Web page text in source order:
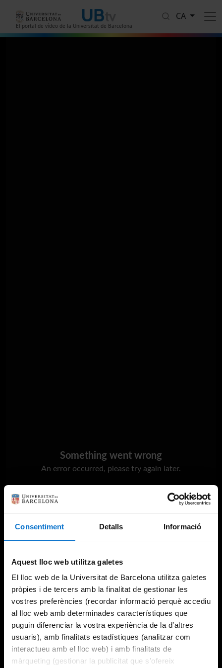
Consentiment Detalls Informació
Aquest lloc web utilitza galetes
El lloc web de la Universitat de Barcelona utilitza galetes
pròpies i de tercers amb la finalitat de gestionar les
vostres preferències (recordar informació perquè accediu
al lloc web amb determinades característiques que
puguin diferenciar la vostra experiència de la d’altres
usuaris), amb finalitats estadístiques (analitzar com
interactueu amb el lloc web) i amb finalitats de
màrqueting (gestionar la publicitat que s’ofereix
El portal de vídeo de la Universitat de Barcelona
CA
Something went wrong
An error occurred, please try again later.
Try again